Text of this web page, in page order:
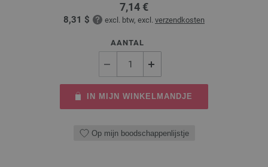
7,14 €
8,31 $ excl. btw, excl. verzendkosten
AANTAL
IN MIJN WINKELMANDJE
Op mijn boodschappenlijstje